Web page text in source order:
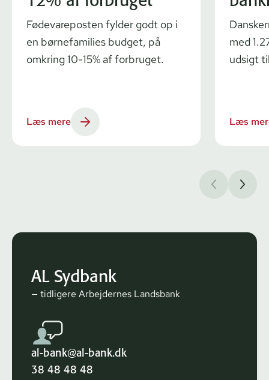
Fødevareposten fylder godt op i
en børnefamilies budget, på
omkring 10-15% af forbruget.
Læs mere
med
udsigt
Læs
AL Sydbank
— tidligere Arbejdernes Landsbank
al-bank@al-bank.dk
38 48 48 48